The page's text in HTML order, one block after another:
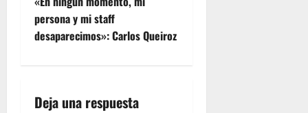
persona y mi staff
desaparecimos»: Carlos Queiroz
Deja una respuesta